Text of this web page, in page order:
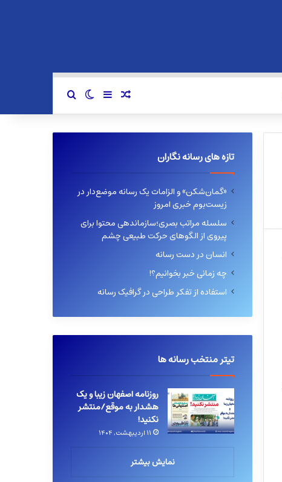
نوشته تصادفی
سایدبارتغییر پوسته
تازه های رسانه نگاران
«گمان‌شکن» و الزامات یک رسانه موضع‌دار در
زیست‌بوم خبری امروز
سلسله مراتب بصری؛سازماندهی محتوا برای
پیروی از الگوهای حرکت طبیعی چشم
انسان در دست رسانه
چه زمانی خبر بخوانیم؟!
استفاده از تفکر طراحی در گرافیک رسانه
تیتر منتخب رسانه ها
روزنامه اصفهان زیبا و یک
هشدار به موقع/منتشر
نکنید!
۱۱ اردیبهشت, ۱۴۰۴
نمایش بیشتر